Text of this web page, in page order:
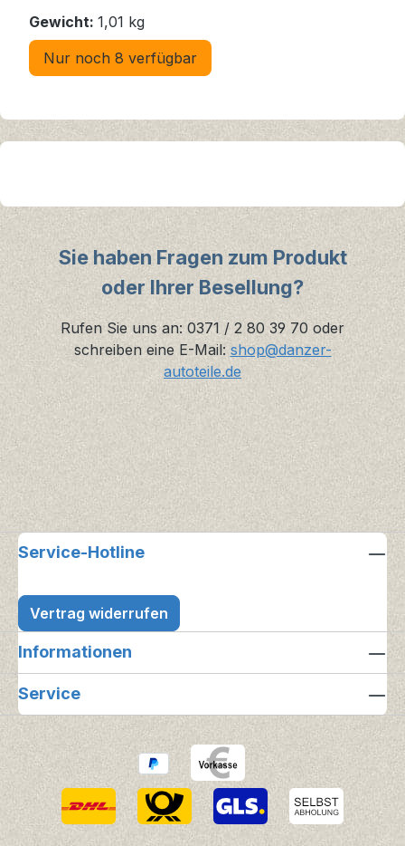
Gewicht: 1,01 kg
Nur noch 8 verfügbar
Sie haben Fragen zum Produkt
oder Ihrer Besellung?
Rufen Sie uns an: 0371 / 2 80 39 70 oder
schreiben eine E-Mail: shop@danzer-
autoteile.de
Service-Hotline
Vertrag widerrufen
Informationen
Service